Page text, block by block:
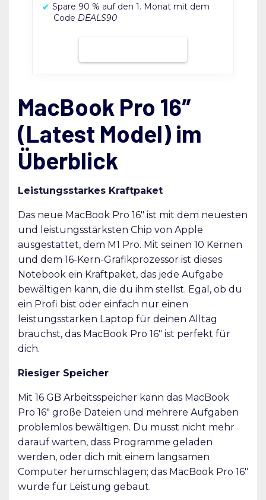
Spare 90 % auf den 1. Monat mit dem
Code DEALS90
MacBook Pro 16″
(Latest Model) im
Überblick
Leistungsstarkes Kraftpaket
Das neue MacBook Pro 16″ ist mit dem neuesten
und leistungsstärksten Chip von Apple
ausgestattet, dem M1 Pro. Mit seinen 10 Kernen
und dem 16-Kern-Grafikprozessor ist dieses
Notebook ein Kraftpaket, das jede Aufgabe
bewältigen kann, die du ihm stellst. Egal, ob du
ein Profi bist oder einfach nur einen
leistungsstarken Laptop für deinen Alltag
brauchst, das MacBook Pro 16″ ist perfekt für
dich.
Riesiger Speicher
Mit 16 GB Arbeitsspeicher kann das MacBook
Pro 16″ große Dateien und mehrere Aufgaben
problemlos bewältigen. Du musst nicht mehr
darauf warten, dass Programme geladen
werden, oder dich mit einem langsamen
Computer herumschlagen; das MacBook Pro 16″
wurde für Leistung gebaut.